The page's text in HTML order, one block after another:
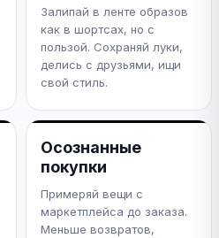
Залипай в ленте образов
как в шортсах, но с
пользой. Сохраняй луки,
делись с друзьями, ищи
свой стиль.
Осознанные
покупки
Примеряй вещи с
маркетплейса до заказа.
Меньше возвратов,